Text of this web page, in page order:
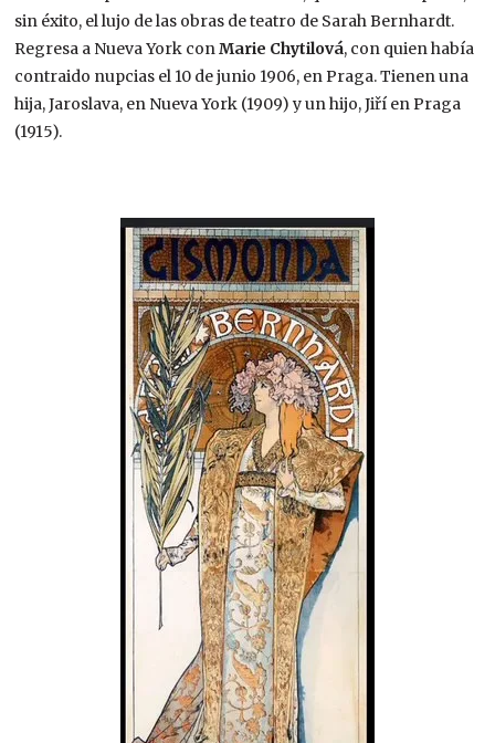
sin éxito, el lujo de las obras de teatro de Sarah Bernhardt.
Regresa a Nueva York conMarie Chytilová, con quien había
contraido nupcias el 10 de junio 1906, en Praga. Tienen una
hija, Jaroslava, en Nueva York (1909) y un hijo, Jiří en Praga
(1915).